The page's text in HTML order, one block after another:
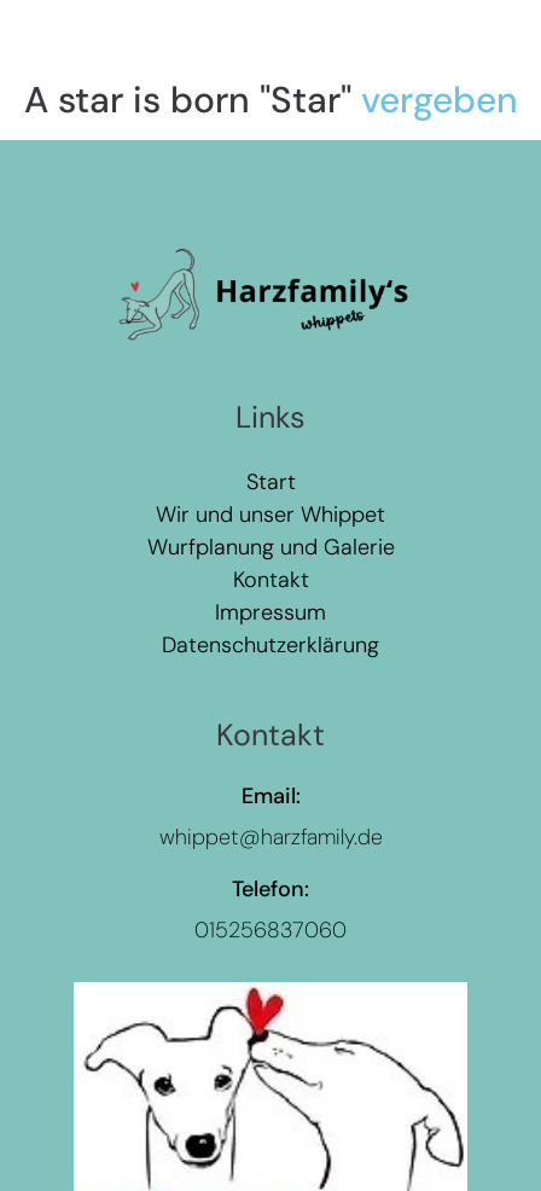
A star is born "Star" vergeben
Links
Start
Wir und unser Whippet
Wurfplanung und Galerie
Kontakt
Impressum
Datenschutzerklärung
Kontakt
Email:
whippet@harzfamily.de
Telefon:
015256837060